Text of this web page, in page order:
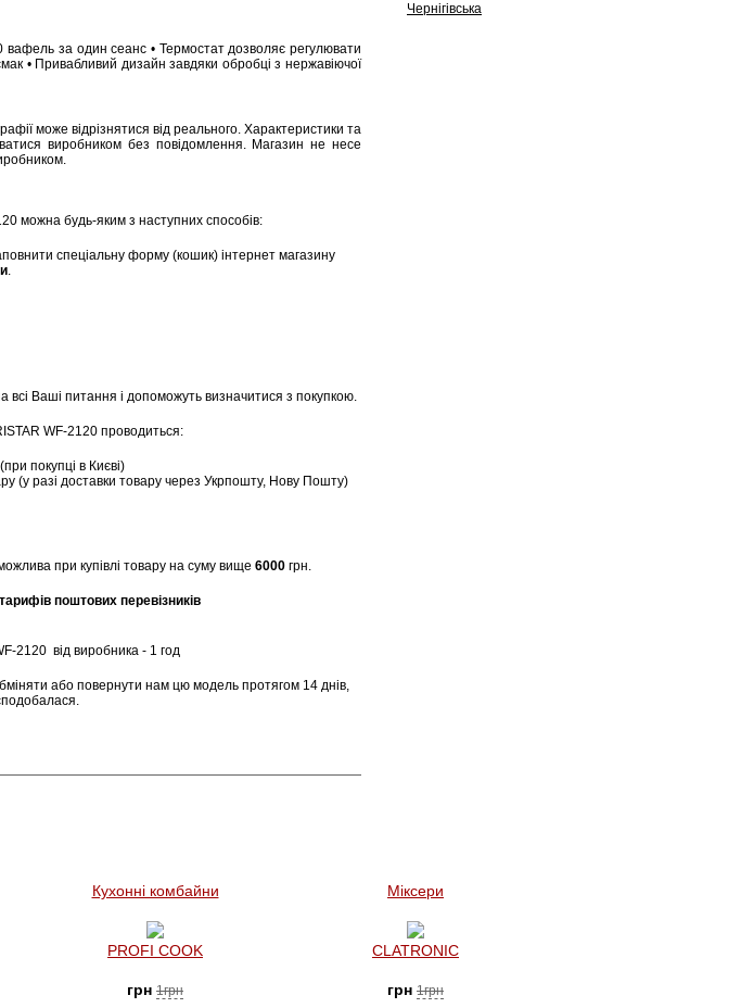
вафель за один сеанс • Термостат дозволяє регулювати
• Привабливий дизайн завдяки обробці з нержавіючої
може відрізнятися від реального. Характеристики та
виробником без повідомлення. Магазин не несе
можна будь-яким з наступних способів:
спеціальну форму (кошик) інтернет магазину
.
всі Ваші питання і допоможуть визначитися з покупкою.
WF-2120 проводиться:
покупці в Києві)
(у разі доставки товару через Укрпошту, Нову Пошту)
при купівлі товару на суму вище 6000 грн.
поштових перевізників
2120 від виробника - 1 год
або повернути нам цю модель протягом 14 днів,
Чернігівська
Кухонні комбайни
PROFI COOK
грн 1грн
Міксери
CLATRONIC
грн 1грн